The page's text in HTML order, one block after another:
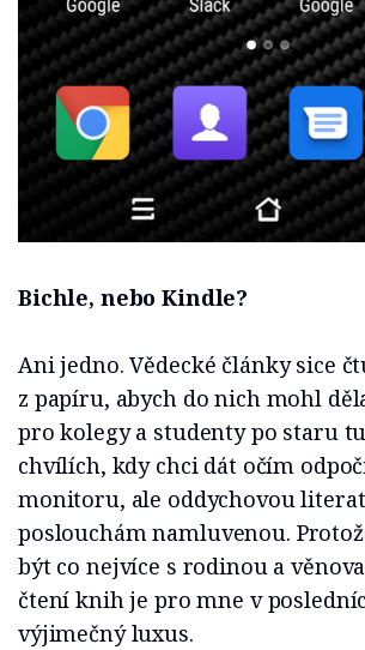
Bichle, nebo Kindle?
Ani jedno. Vědecké články sice
z papíru, abych do nich mohl
pro kolegy a studenty po staru
chvílích, kdy chci dát očím
monitoru, ale oddychovou
poslouchám namluvenou.
být co nejvíce s rodinou a
čtení knih je pro mne v
výjimečný luxus.